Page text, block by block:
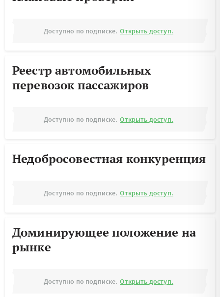
Доступно по подписке. Открыть доступ.
Реестр автомобильных
перевозок пассажиров
Доступно по подписке. Открыть доступ.
Недобросовестная конкуренция
Доступно по подписке. Открыть доступ.
Доминирующее положение на
рынке
Доступно по подписке. Открыть доступ.